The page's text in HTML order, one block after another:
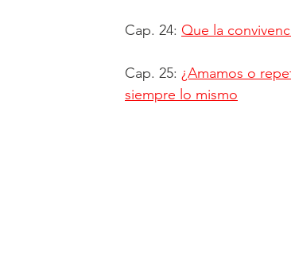
Cap. 24: Que la
Cap. 25: ¿Amamos o
siempre lo mismo